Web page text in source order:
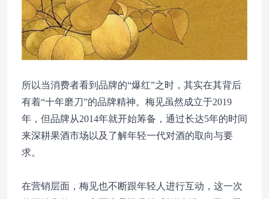
所以当消费者看到品牌的“爆红”之时，其实在其背后
有着“十年磨刀”的品牌精神。梅见虽然成立于2019
年，但品牌从2014年就开始筹备，通过长达5年的时间
来深耕果酒市场以及了解年轻一代对酒的取向与要
求。
在营销层面，梅见也不断跟年轻人进行互动，这一次